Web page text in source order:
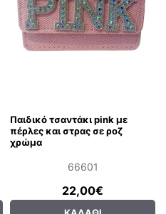
Παιδικό τσαντάκι pink με
πέρλες και στρας σε ροζ
χρώμα
66601
22,00€